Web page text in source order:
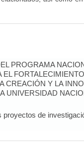
PROGRAMA
EL
CREACIÓN Y LA
UNIVERSIDAD
proyectos de